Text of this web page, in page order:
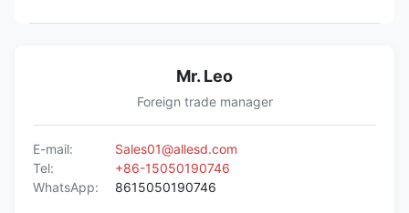
Mr. Leo
Foreign trade manager
E-mail:
Sales01@allesd.com
Tel:
+86-15050190746
WhatsApp:
8615050190746